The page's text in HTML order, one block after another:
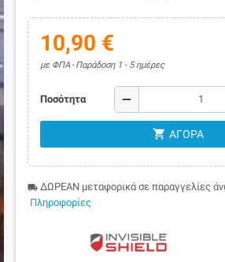
10,90 €
με ΦΠΑ Παράδοση 1 - 5 ημέρες
Ποσότητα remove
shopping_cart ΑΓΟΡΆ
local_shipping ΔΩΡΕΑΝ μεταφορικά σε παραγγελίες
Πληροφορίες